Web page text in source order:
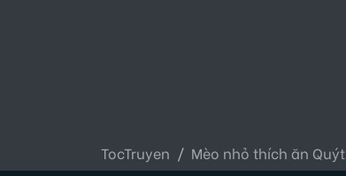
TocTruyen Mèo nhỏ thích ăn Quýt